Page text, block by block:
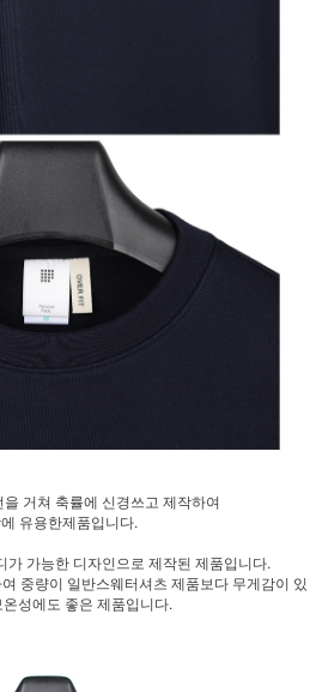
거쳐 축률에 신경쓰고 제작하여
유용한제품입니다.
가 가능한 디자인으로 제작된 제품입니다.
중량이 일반스웨터셔츠 제품보다 무게감이 있
성에도 좋은 제품입니다.